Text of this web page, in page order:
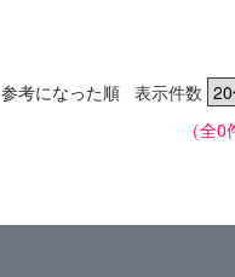
参考になった順 表示件数
（全